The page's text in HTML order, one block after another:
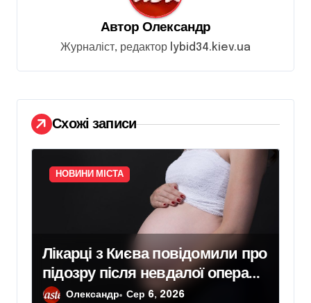
с
і
в
Автор Олександр
Журналіст, редактор lybid34.kiev.ua
Схожі записи
НОВИНИ МІСТА
Лікарці з Києва повідомили про
підозру після невдалої операції,
яка призвела до втрати дитини
Олександр Сер 6, 2026